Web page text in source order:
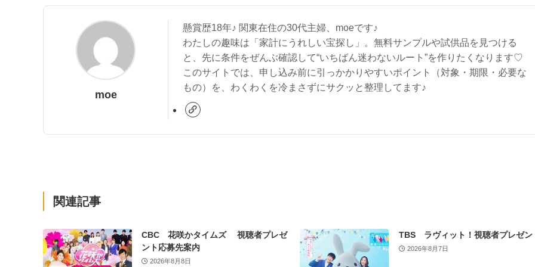
moe
懸賞歴18年♪ 関東在住の30代主婦、moeです♪
わたしの趣味は「家計にうれしい宝探し」。無料サンプルや試供品を見つける
と、先に条件をぜんぶ確認して“いちばん迷わないルート”を作りたくなります♡
このサイトでは、申し込み前に引っかかりやすいポイント（対象・期限・必要な
もの）を、わくわくを冷まさずにサクッと整理してます♪
関連記事
CBC 花咲かタイムズ 視聴者プレゼ
ント応募先案内
2026年8月8日
TBS ラヴィット！視聴者プレゼン
2026年8月7日